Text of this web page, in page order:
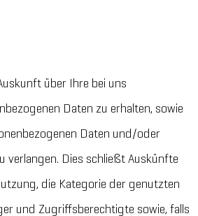
über Ihre bei uns
Daten zu erhalten, sowie
Daten und/oder
verlangen. Dies schließt Auskünfte
die Kategorie der genutzten
und Zugriffsberechtigte sowie, falls